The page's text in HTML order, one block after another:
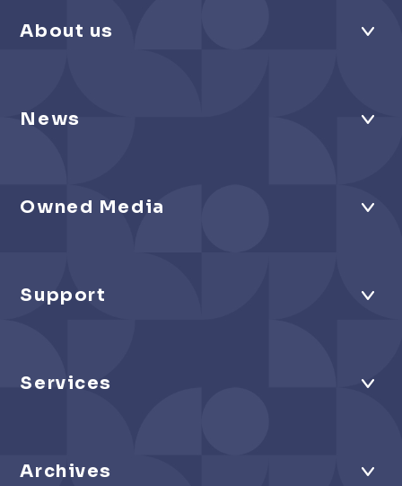
About us
News
Owned Media
Support
Services
Archives